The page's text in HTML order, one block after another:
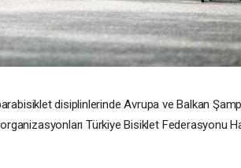
disiplinlerinde Avrupa ve Balkan
Türkiye Bisiklet Federasyonu